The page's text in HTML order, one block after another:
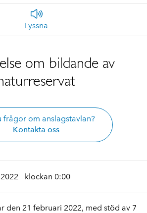
Lyssna
om bildande av
frågor om anslagstavlan?
Kontakta oss
klockan 0:00
den 21 februari 2022, med stöd av 7